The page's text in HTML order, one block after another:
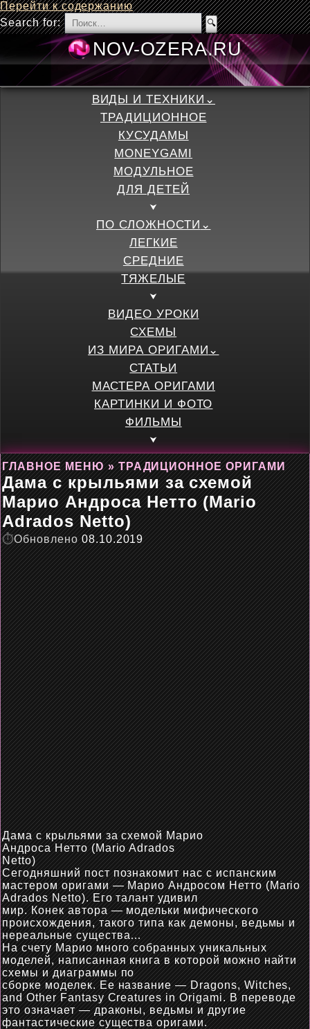
Перейти к содержанию
Search for:
NOV-
ВИДЫ И ТЕХНИКИ
ТРАДИЦИОННОЕ
КУСУДАМЫ
MONEYGAMI
МОДУЛЬНОЕ
ДЛЯ ДЕТЕЙ
ПО СЛОЖНОСТИ
ЛЕГКИЕ
СРЕДНИЕ
ТЯЖЕЛЫЕ
ВИДЕО УРОКИ
СХЕМЫ
ИЗ МИРА ОРИГАМИ
СТАТЬИ
МАСТЕРА ОРИГАМИ
КАРТИНКИ И ФОТО
ФИЛЬМЫ
ГЛАВНОЕ МЕНЮ»ТРАДИЦИОННОЕ ОРИГАМИ
Дама с крыльями за схемой
Марио Андроса Нетто (Mario
Adrados Netto)
Обновлено 08.10.2019
Дама с крыльями за схемой Марио
Андроса Нетто (Mario Adrados
Netto)
Сегодняшний пост познакомит нас с испанским
мастером оригами — Марио Андросом Нетто (Mario
Adrados Netto). Его талант удивил
мир.Конекавтора —моделькимифического
происхождения, такого типа как демоны, ведьмы и
нереальные существа…
НасчетуМарио много собранных уникальных
моделей, написанная книга в которой можно найти
схемы и диаграммы по
сборкемоделек.Ееназвание—Dragons, Witches,
and Other Fantasy Creatures in Origami. В переводе
это означает—драконы, ведьмыи другие
фантастические существаоригами.